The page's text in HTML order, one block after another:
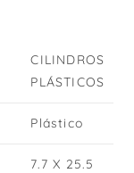
CILINDROS
PLÁSTICOS
Plástico
7.7 X 25.5